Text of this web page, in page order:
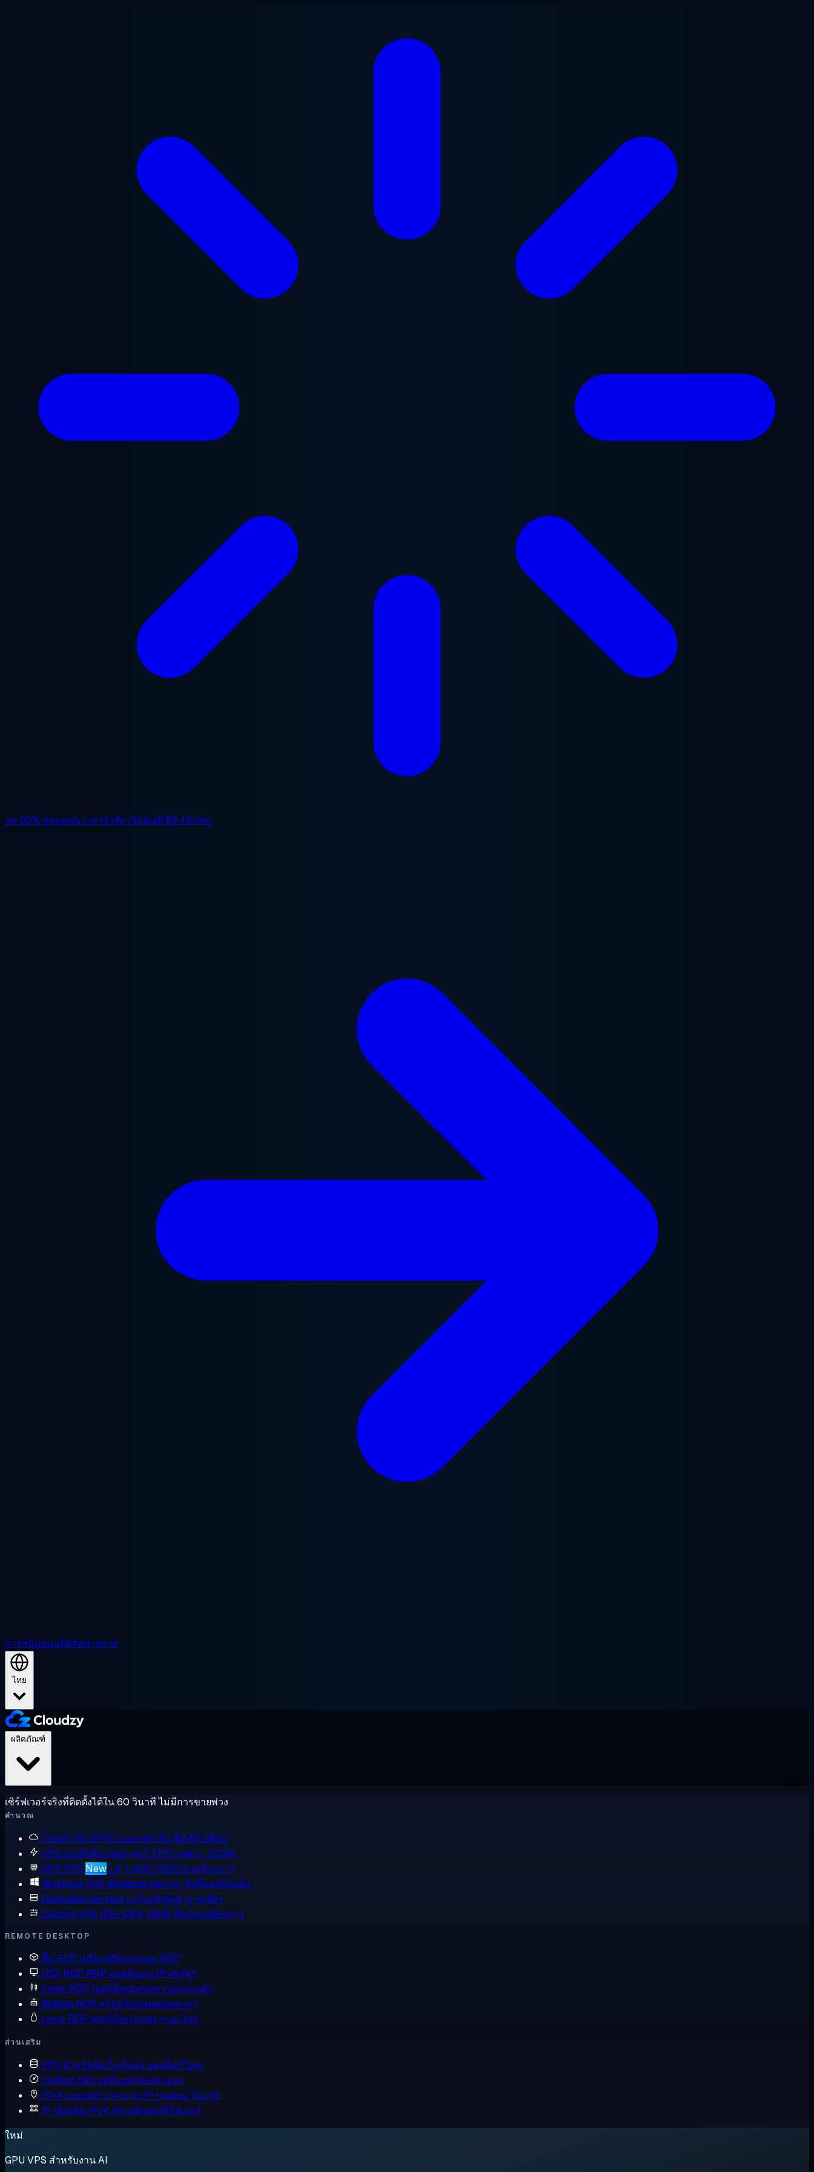
ลด 50% ทุกแพลน เวลาจำกัด เริ่มต้นที่ $2.48/mo
การสนับสนุนติดต่อฝ่ายขาย
ไทย
เซิร์ฟเวอร์จริงที่ติดตั้งได้ใน 60 วินาที ไม่มีการขายพ่วง
คำนวณ
Cloud VPS EPYC แบบแชร์ เริ่ม $2.48/เดือน
VPS ประสิทธิภาพสูง คอร์ EPYC เฉพาะ, DDR5
GPU VPS New L4, L40S, H100 ตามต้องการ
Windows VPS Windows Server, สิทธิ์แอดมินเต็ม
Dedicated Servers แบร์เมทัลผู้เช่ารายเดียว
Custom VPS เลือก CPU, RAM, ดิสก์ตามต้องการ
REMOTE DESKTOP
ซื้อ RDP เปรียบเทียบทุกแผน RDP
USA RDP RDP แอดมินบน IP สหรัฐฯ
Forex RDP เดสก์ท็อปเทรดความหน่วงต่ำ
Botting RDP พร้อมรันบอตตลอดเวลา
Linux RDP เดสก์ท็อป Linux ระยะไกล
ส่วนเสริม
VPS สำหรับจัดเก็บข้อมูล แผนดิสก์ใหญ่
Custom ISO บูตอิมเมจของคุณเอง
IPv4 แบบเฉพาะเจาะจง IP ของคุณ ไม่แชร์
IP เพิ่มเติม IPv4 หลายตัวต่อเซิร์ฟเวอร์
ใหม่
GPU VPS สำหรับงาน AI